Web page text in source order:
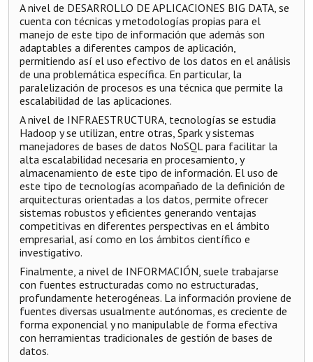
A nivel de DESARROLLO DE APLICACIONES BIG DATA, se
cuenta con técnicas y metodologías propias para el
manejo de este tipo de información que además son
adaptables a diferentes campos de aplicación,
permitiendo así el uso efectivo de los datos en el análisis
de una problemática específica. En particular, la
paralelización de procesos es una técnica que permite la
escalabilidad de las aplicaciones.
A nivel de INFRAESTRUCTURA, tecnologías se estudia
Hadoop y se utilizan, entre otras, Spark y sistemas
manejadores de bases de datos NoSQL para facilitar la
alta escalabilidad necesaria en procesamiento, y
almacenamiento de este tipo de información. El uso de
este tipo de tecnologías acompañado de la definición de
arquitecturas orientadas a los datos, permite ofrecer
sistemas robustos y eficientes generando ventajas
competitivas en diferentes perspectivas en el ámbito
empresarial, así como en los ámbitos científico e
investigativo.
Finalmente, a nivel de INFORMACIÓN, suele trabajarse
con fuentes estructuradas como no estructuradas,
profundamente heterogéneas. La información proviene de
fuentes diversas usualmente autónomas, es creciente de
forma exponencial y no manipulable de forma efectiva
con herramientas tradicionales de gestión de bases de
datos.